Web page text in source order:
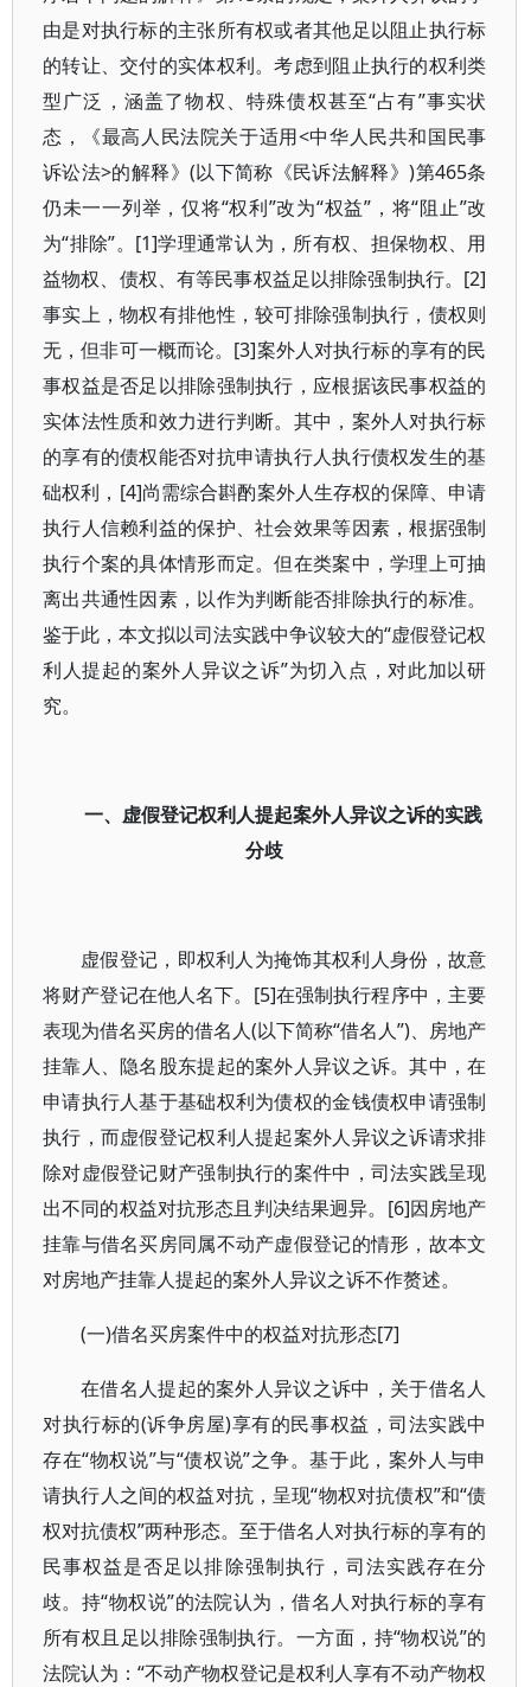
由是对执行标的主张所有权或者其他足以阻止执行标
的转让、交付的实体权利。考虑到阻止执行的权利类
型广泛，涵盖了物权、特殊债权甚至“占有”事实状
态，《最高人民法院关于适用<中华人民共和国民事
诉讼法>的解释》(以下简称《民诉法解释》)第465条
仍未一一列举，仅将“权利”改为“权益”，将“阻止”改
为“排除”。[1]学理通常认为，所有权、担保物权、用
益物权、债权、有等民事权益足以排除强制执行。[2]
事实上，物权有排他性，较可排除强制执行，债权则
无，但非可一概而论。[3]案外人对执行标的享有的民
事权益是否足以排除强制执行，应根据该民事权益的
实体法性质和效力进行判断。其中，案外人对执行标
的享有的债权能否对抗申请执行人执行债权发生的基
础权利，[4]尚需综合斟酌案外人生存权的保障、申请
执行人信赖利益的保护、社会效果等因素，根据强制
执行个案的具体情形而定。但在类案中，学理上可抽
离出共通性因素，以作为判断能否排除执行的标准。
鉴于此，本文拟以司法实践中争议较大的“虚假登记权
利人提起的案外人异议之诉”为切入点，对此加以研
究。
一、虚假登记权利人提起案外人异议之诉的实践
分歧
虚假登记，即权利人为掩饰其权利人身份，故意
将财产登记在他人名下。[5]在强制执行程序中，主要
表现为借名买房的借名人(以下简称“借名人”)、房地产
挂靠人、隐名股东提起的案外人异议之诉。其中，在
申请执行人基于基础权利为债权的金钱债权申请强制
执行，而虚假登记权利人提起案外人异议之诉请求排
除对虚假登记财产强制执行的案件中，司法实践呈现
出不同的权益对抗形态且判决结果迥异。[6]因房地产
挂靠与借名买房同属不动产虚假登记的情形，故本文
对房地产挂靠人提起的案外人异议之诉不作赘述。
(一)借名买房案件中的权益对抗形态[7]
在借名人提起的案外人异议之诉中，关于借名人
对执行标的(诉争房屋)享有的民事权益，司法实践中
存在“物权说”与“债权说”之争。基于此，案外人与申
请执行人之间的权益对抗，呈现“物权对抗债权”和“债
权对抗债权”两种形态。至于借名人对执行标的享有的
民事权益是否足以排除强制执行，司法实践存在分
歧。持“物权说”的法院认为，借名人对执行标的享有
所有权且足以排除强制执行。一方面，持“物权说”的
法院认为：“不动产物权登记是权利人享有不动产物权